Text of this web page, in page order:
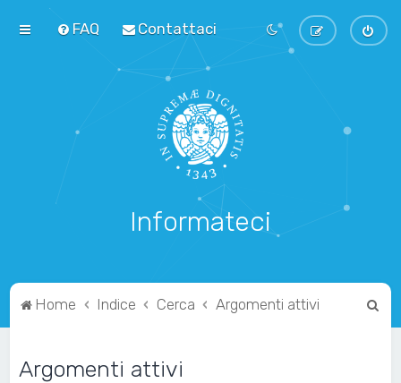
FAQ Contattaci
Informateci
Home Indice Cerca Argomenti attivi
Argomenti attivi